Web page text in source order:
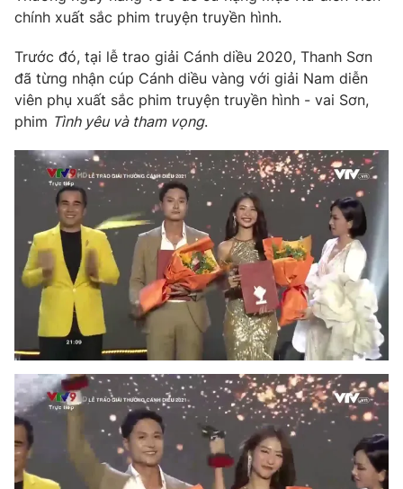
chính xuất sắc phim truyện truyền hình.
Trước đó, tại lễ trao giải Cánh diều 2020, Thanh Sơn
đã từng nhận cúp Cánh diều vàng với giải Nam diễn
viên phụ xuất sắc phim truyện truyền hình - vai Sơn,
phim Tình yêu và tham vọng.